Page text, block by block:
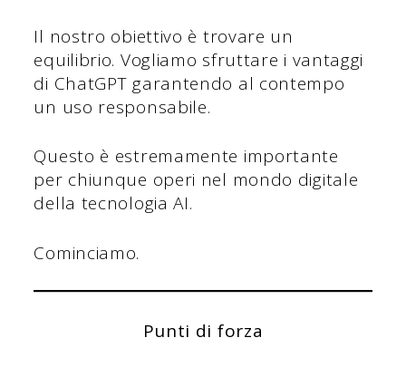
Il nostro obiettivo è trovare un
equilibrio. Vogliamo sfruttare i vantaggi
di ChatGPT garantendo al contempo
un uso responsabile.
Questo è estremamente importante
per chiunque operi nel mondo digitale
della tecnologia AI.
Cominciamo.
Punti di forza